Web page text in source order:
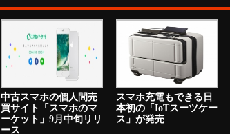
中古スマホの個人間売
買サイト「スマホのマ
ーケット」9月中旬リリ
ース
スマホ充電もできる日
本初の「IoTスーツケー
ス」が発売